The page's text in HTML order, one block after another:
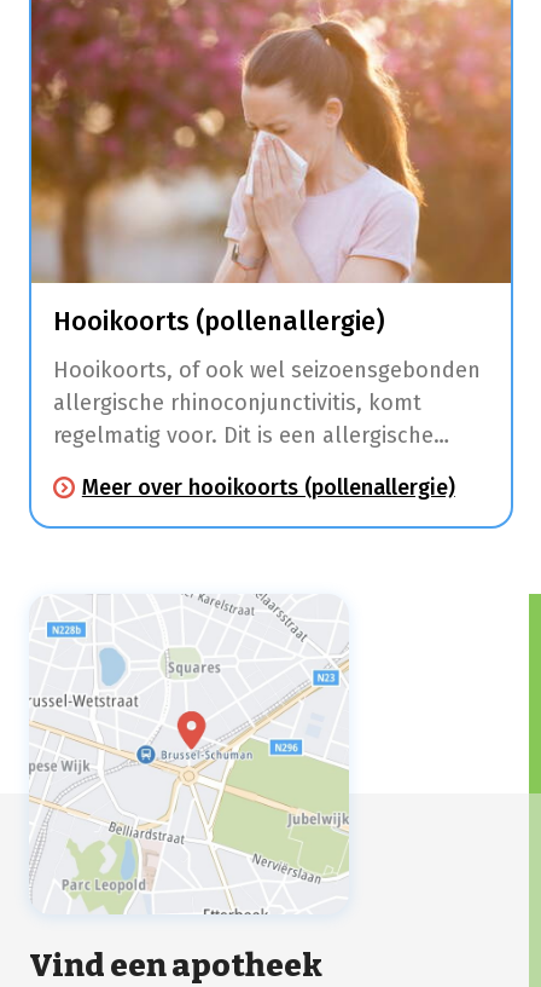
Hooikoorts (pollenallergie)
Hooikoorts, of ook wel seizoensgebonden
allergische rhinoconjunctivitis, komt
regelmatig voor. Dit is een allergische
slijmvliezen van de neus (niezen,
neusloop, jeuk, neusverstopping) en ogen
Meer over hooikoorts (pollenallergie)
Vind een apotheek